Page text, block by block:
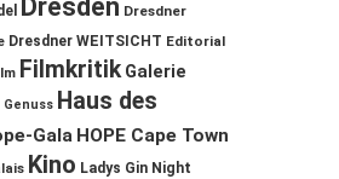
Dresden Dresdner
Dresdner WEITSICHT Editorial
Filmkritik Galerie
Genuss Haus des
Gala HOPE Cape Town
Kino Ladys Gin Night